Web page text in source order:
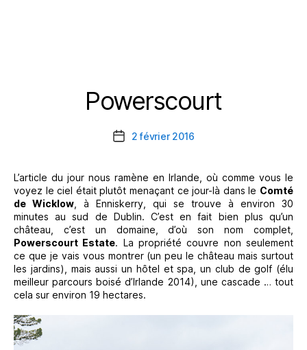
Catégories
Powerscourt
Date2 février 2016
L’article du jour nous ramène en Irlande, où comme vous le
voyez le ciel était plutôt menaçant ce jour-là dans le Comté
de Wicklow , à Enniskerry, qui se trouve à environ 30
minutes au sud de Dublin. C’est en fait bien plus qu’un
château, c’est un domaine, d’où son nom complet,
Powerscourt Estate. La propriété couvre non seulement
ce que je vais vous montrer (un peu le château mais surtout
les jardins), mais aussi un hôtel et spa, un club de golf (élu
meilleur parcours boisé d’Irlande 2014), une cascade … tout
cela sur environ 19 hectares.